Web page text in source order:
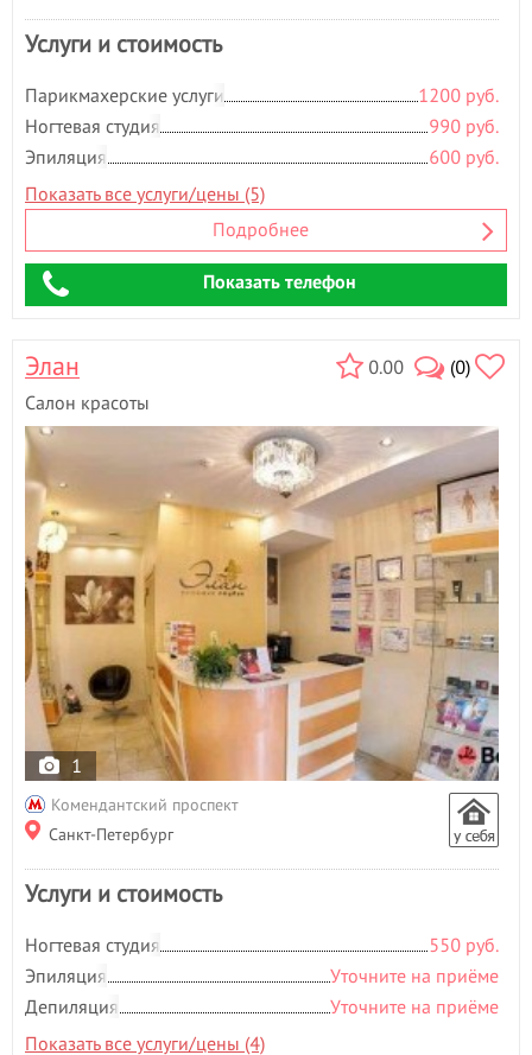
Услуги и стоимость
Парикмахерские услуги
1200 руб.
Ногтевая студия
990 руб.
Эпиляция
600 руб.
Показать все услуги/цены (5)
Подробнее
Показать телефон
0.00 (0)
Элан
Салон красоты
1
Комендантский проспект
Санкт-Петербург
Услуги и стоимость
Ногтевая студия
550 руб.
Эпиляция
Уточните на приёме
Депиляция
Уточните на приёме
Показать все услуги/цены (4)